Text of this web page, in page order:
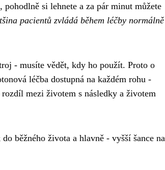
si lehnete a za pár minut můžete
pacientů zvládá během léčby normálně
- musíte vědět, kdy ho použít. Proto o
léčba dostupná na každém rohu -
mezi životem s následky a životem
běžného života a hlavně - vyšší šance na